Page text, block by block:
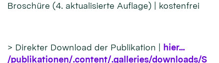
Broschüre (4. aktualisierte Auflage) | kostenfrei
> Direkter Download der Publikation |
hier...
/publikationen/.content/.galleries/downloads/S